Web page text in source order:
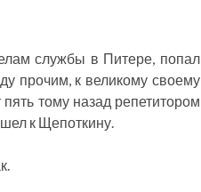
службы в Питере, попал
прочим, к великому своему
тому назад репетитором
к Щепоткину.